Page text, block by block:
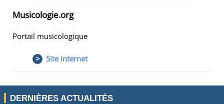
Musicologie.org
Portail musicologique
> Site internet
DERNIÈRES ACTUALITÉS